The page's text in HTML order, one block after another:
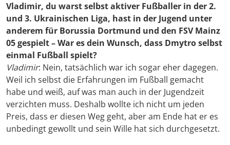
Vladimir, du warst selbst aktiver Fußballer in der 2.
und 3. Ukrainischen Liga, hast in der Jugend unter
anderem für Borussia Dortmund und den FSV Mainz
05 gespielt – War es dein Wunsch, dass Dmytro selbst
einmal Fußball spielt?
Vladimir: Nein, tatsächlich war ich sogar eher dagegen.
Weil ich selbst die Erfahrungen im Fußball gemacht
habe und weiß, auf was man auch in der Jugendzeit
verzichten muss. Deshalb wollte ich nicht um jeden
Preis, dass er diesen Weg geht, aber am Ende hat er es
unbedingt gewollt und sein Wille hat sich durchgesetzt.